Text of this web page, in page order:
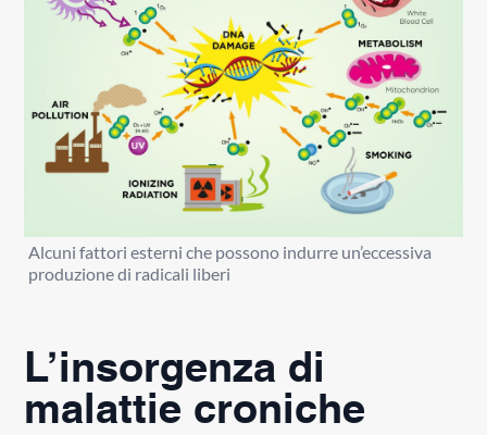
Alcuni fattori esterni che possono indurre un’eccessiva
produzione di radicali liberi
L’insorgenza di
malattie croniche